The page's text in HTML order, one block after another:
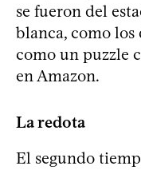
se fueron del
blanca, como
como un puzzle
en Amazon.
La redota
El segundo